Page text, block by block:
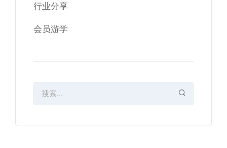
行业分享
会员游学